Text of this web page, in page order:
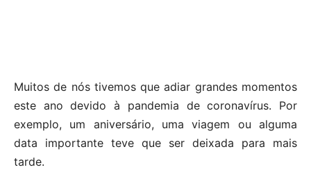
Muitos de nós tivemos que adiar grandes momentos
este ano devido à pandemia de coronavírus. Por
exemplo, um aniversário, uma viagem ou alguma
data importante teve que ser deixada para mais
tarde.